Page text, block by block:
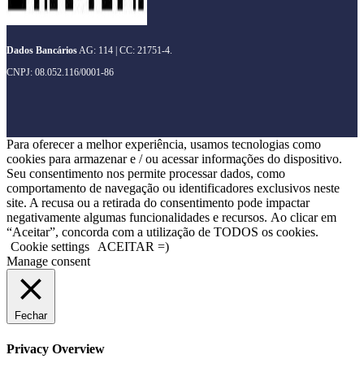
Dados BancáriosAG: 114 | CC: 21751-4.
CNPJ: 08.052.116/0001-86
Para oferecer a melhor experiência, usamos tecnologias como
cookies para armazenar e / ou acessar informações do dispositivo.
Seu consentimento nos permite processar dados, como
comportamento de navegação ou identificadores exclusivos neste
site. A recusa ou a retirada do consentimento pode impactar
negativamente algumas funcionalidades e recursos. Ao clicar em
“Aceitar”, concorda com a utilização de TODOS os cookies.
Cookie settings ACEITAR =)
Manage consent
Fechar
Privacy Overview